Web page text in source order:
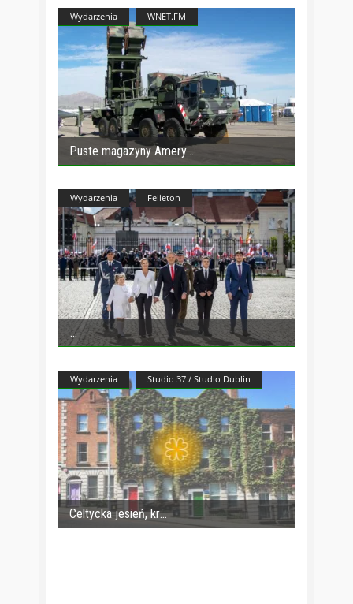
Wydarzenia WNET.FM
Puste magazyny Amery
Wydarzenia Felieton
Wydarzenia Studio 37 / Studio Dublin
Celtycka jesień, kr